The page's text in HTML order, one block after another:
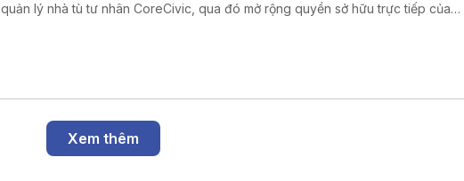
quản lý nhà tù tư nhân CoreCivic, qua đó mở rộng quyền sở hữu trực tiếp của
Xem thêm